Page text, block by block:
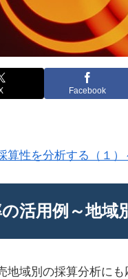
Facebook
算性を分析する（１
活用例～地域
地域別の採算分析にも